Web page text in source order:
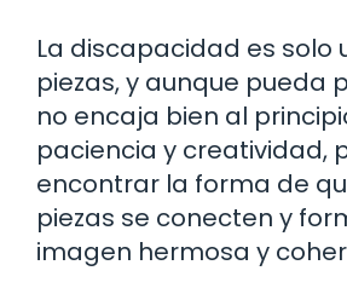
La discapacidad es solo
piezas, y aunque pueda
no encaja bien al
paciencia y creatividad,
encontrar la forma de
piezas se conecten y
imagen hermosa y